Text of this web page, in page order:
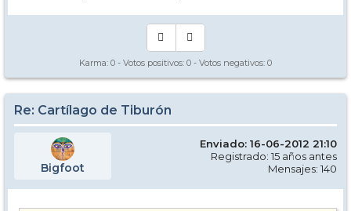
Karma: 0 - Votos positivos: 0 - Votos negativos: 0
Re: Cartílago de Tiburón
Bigfoot
Enviado: 16-06-2012 21:10
Registrado: 15 años antes
Mensajes: 140